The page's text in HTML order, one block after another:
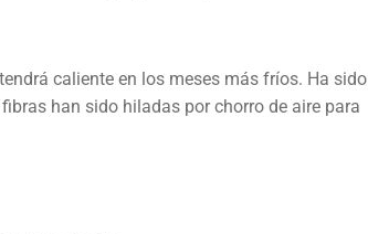
caliente en los meses más fríos. Ha sido
han sido hiladas por chorro de aire para